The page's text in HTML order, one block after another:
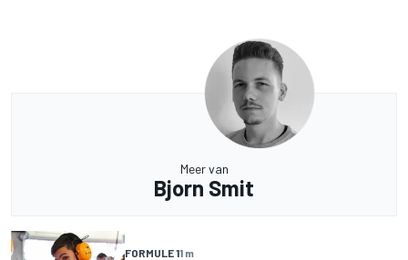
Meer van
Bjorn Smit
FORMULE 11 m